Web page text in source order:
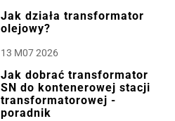
Jak działa transformator
olejowy?
13 M07 2026
Jak dobrać transformator
SN do kontenerowej stacji
transformatorowej -
poradnik